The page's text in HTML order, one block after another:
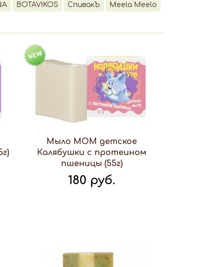
BOTAVIKOS СпивакЪ Meela Meelo
Мыло МОМ детское
Калябушки с протеином
пшеницы (55г)
180 руб.